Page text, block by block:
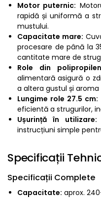
Motor puternic:
rapidă și uniformă a
mustului.
Capacitate mare:
procesare de până la
cantitate mare de
Role din
alimentară asigură o
a altera gustul și aroma
Lungime role 27.5 cm:
eficientă a strugurilor,
Ușurință în utilizare:
instrucțiuni simple
Specificații
Specificații Complete
Capacitate: aprox.